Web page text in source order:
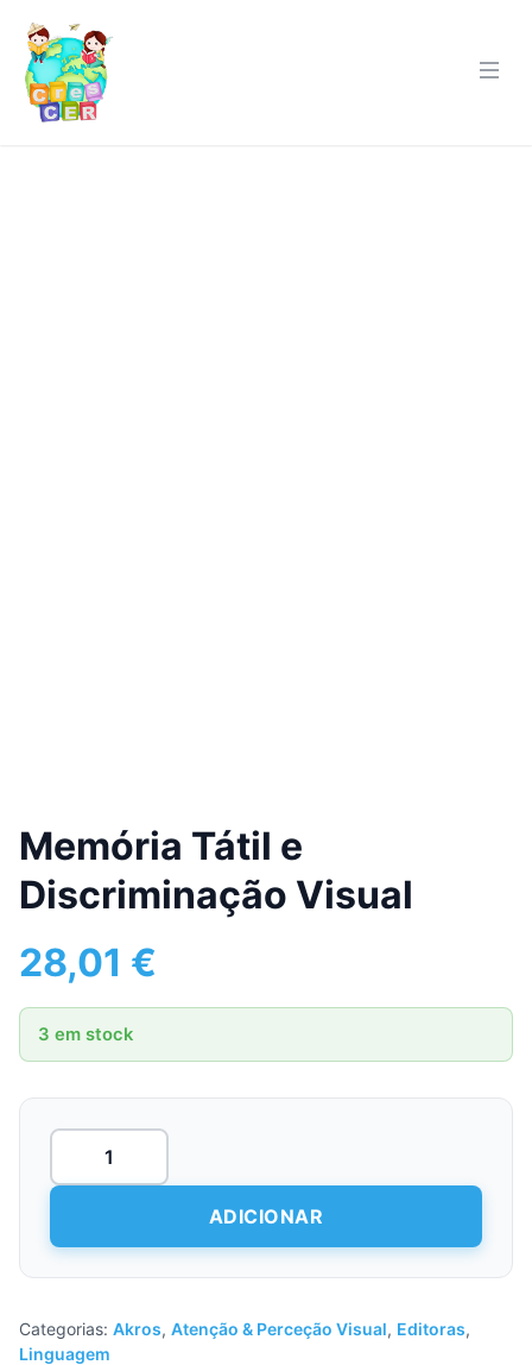
Memória Tátil e
Discriminação Visual
28,01 €
3 em stock
Quantidade
Memória
e
ADICIONAR
Categorias: Akros, Atenção & Perceção Visual, Editoras,
Linguagem